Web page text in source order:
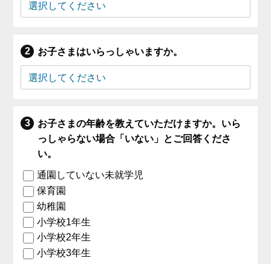
お子さまはいらっしゃいますか。
お子さまの年齢を教えていただけますか。いら
っしゃらない場合「いない」とご回答くださ
い。
通園していない未就学児
保育園
幼稚園
小学校1年生
小学校2年生
小学校3年生